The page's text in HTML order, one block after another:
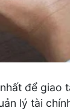
để giao
lý tài